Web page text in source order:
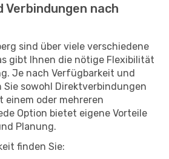
Verbindungen nach
sind über viele verschiedene
gibt Ihnen die nötige Flexibilität
Je nach Verfügbarkeit und
sowohl Direktverbindungen
einem oder mehreren
Option bietet eigene Vorteile
Planung.
finden Sie: